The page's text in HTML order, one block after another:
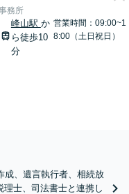
務所
峰山駅 か
ら徒歩10
分
営業時間：09:00~1
8:00（土日祝日）
成、遺言執行者、相続放
士、司法書士と連携し